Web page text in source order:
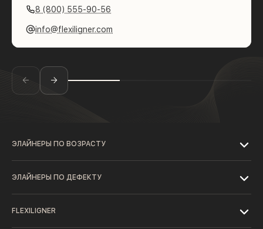
8 (800) 555-90-56
info@flexiligner.com
ЭЛАЙНЕРЫ ПО ВОЗРАСТУ
ЭЛАЙНЕРЫ ПО ДЕФЕКТУ
FLEXILIGNER